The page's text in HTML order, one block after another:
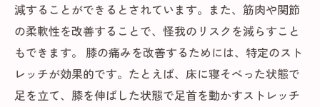
減することができるとされています。また、筋肉や関節
の柔軟性を改善することで、怪我のリスクを減らすこと
もできます。 膝の痛みを改善するためには、特定のスト
レッチが効果的です。たとえば、床に寝そべった状態で
足を立て、膝を伸ばした状態で足首を動かすストレッチ